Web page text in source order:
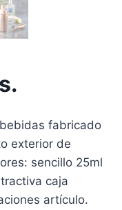
fabricado
exterior de
sencillo 25ml
caja
artículo.